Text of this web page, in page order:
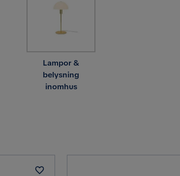
Lampor &
belysning
inomhus